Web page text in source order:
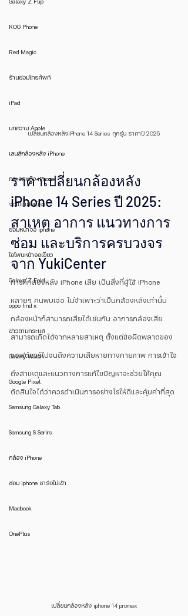
ROG Phone
Red Magic
ร้านซ่อมโทรศัพท์
iPad
บทความ Apple
เลนส์กล้องหลัง iPhone
กระจกหลัง iPhone
จอเป็นเส้นเขียว
ซ่อมหน้าจอ iphone
ไอโฟนหน้าจอเขียว
Galaxy Z Fold
oppo find x
ข่าวตามกระแส
Galaxy Watch
Google Pixel
Samsung Galaxy Tab
Samsung S Serirs
กล้อง iPhone
ซ่อม iphone ชาร์จไม่เข้า
Macbook
OnePlus
เปลี่ยนกล้องหลังiPhone 14 Series ทุกรุ่น ราคาปี 2025
ราคาเปลี่ยนกล้องหลัง
iPhone 14 Series ปี 2025:
สาเหตุ อาการ แนวทางการ
ซ่อม และบริการครบวงจร
จาก YukiCenter
การที่กล้องหลัง iPhone เสีย เป็นสิ่งที่ผู้ใช้ iPhone
หลายๆ คนพบเจอ ไม่จำเพาะว่าเป็นกล้องหลังเท่านั้น
กล้องหน้าก็สามารถเสียได้เช่นกัน อาการกล้องเสีย
สามารถเกิดได้จากหลายสาเหตุ ตั้งแต่ข้อผิดพลาดของ
ซอฟต์แวร์ไปจนถึงความเสียหายทางกายภาพ การเข้าใจ
ถึงสาเหตุและแนวทางการแก้ไขปัญหาจะช่วยให้คุณ
ตัดสินใจได้ว่าควรดำเนินการอย่างไรให้ดีและคุ้มค่าที่สุด
เปลี่ยนกล้องหลัง iphone 14 promax